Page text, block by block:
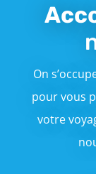
On
pour vous
votre